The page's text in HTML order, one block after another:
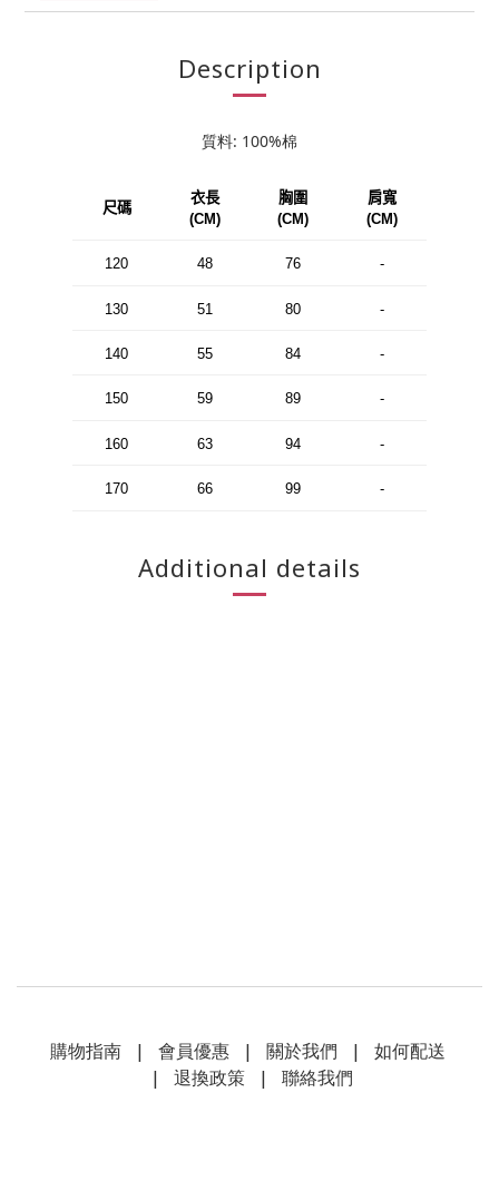
Description
質料: 100%棉
尺碼
衣長
(CM)
胸圍
(CM)
肩寬
(CM)
120 48 76 -
130 51 80 -
140 55 84 -
150 59 89 -
160 63 94 -
170 66 99 -
Additional details
購物指南| 會員優惠| 關於我們 | 如何配送
| 退換政策 | 聯絡我們